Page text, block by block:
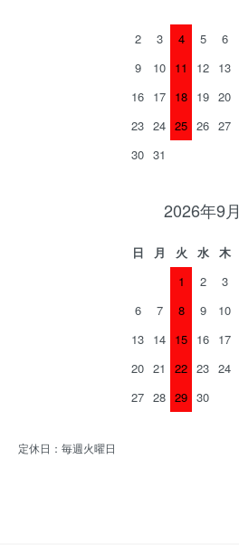
2
3 4 5 6
9
10 11 12 13
16 17 18 19 20
23 24 25 26 27
30 31
2026年9月
日 月 火 水 木
1
2 3
6
7 8 9 10
13 14 15 16 17
20 21 22 23 24
27 28 29 30
定休日：毎週火曜日